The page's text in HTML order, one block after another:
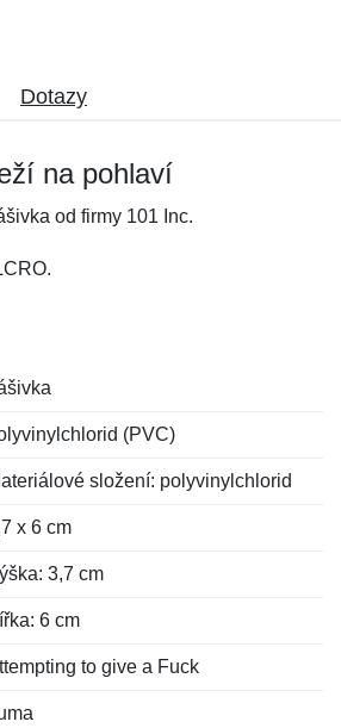
Dotazy
na pohlaví
od firmy 101 Inc.
(PVC)
složení: polyvinylchlorid
x 6 cm
3,7 cm
6 cm
to give a Fuck